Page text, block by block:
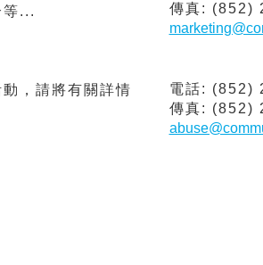
等...
傳真: (852)
，請將有關詳情
電話: (852)
傳真: (852)